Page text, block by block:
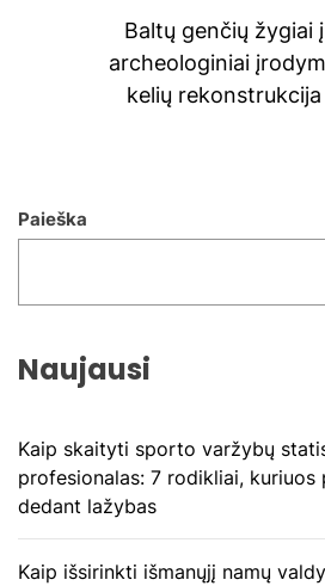
Baltų genčių žygiai
archeologiniai
kelių
Paieška
Naujausi
Kaip skaityti sporto varžybų
profesionalas: 7 rodikliai,
dedant lažybas
Kaip išsirinkti išmanųjį namų